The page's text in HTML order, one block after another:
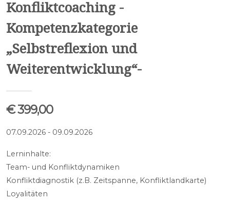
Konfliktcoaching -
Kompetenzkategorie
„Selbstreflexion und
Weiterentwicklung“-
€ 399,00
07.09.2026 - 09.09.2026
Lerninhalte:
Team- und Konfliktdynamiken
Konfliktdiagnostik (z.B. Zeitspanne, Konfliktlandkarte)
Loyalitäten